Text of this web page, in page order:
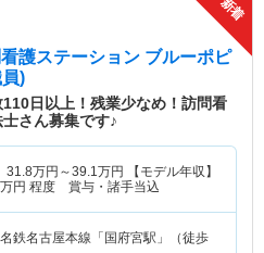
護ステーション ブルーポピ
)
日以上！残業少なめ！訪問看
さん募集です♪
31.8万円～39.1万円
【モデル年収】
万円 程度 賞与・諸手当込
名鉄名古屋本線「国府宮駅」（徒歩